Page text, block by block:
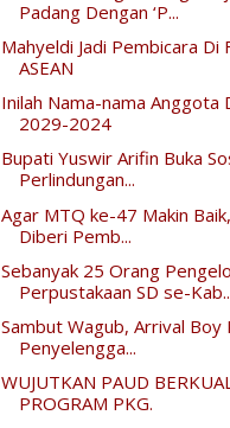
Padang Dengan ‘P...
Mahyeldi Jadi Pembicara Di
ASEAN
Inilah Nama-nama Anggota
2029-2024
Bupati Yuswir Arifin Buka
Perlindungan...
Agar MTQ ke-47 Makin
Diberi Pemb...
Sebanyak 25 Orang
Perpustakaan SD se-
Sambut Wagub, Arrival Boy
Penyelengga...
WUJUTKAN PAUD
PROGRAM PKG.